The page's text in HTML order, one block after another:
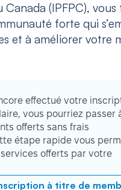
(IPFPC), vous
forte qui
et à améliorer votre
effectué votre
vous pourriez passer
offerts sans frais
étape rapide vous
offerts par votre
à titre de